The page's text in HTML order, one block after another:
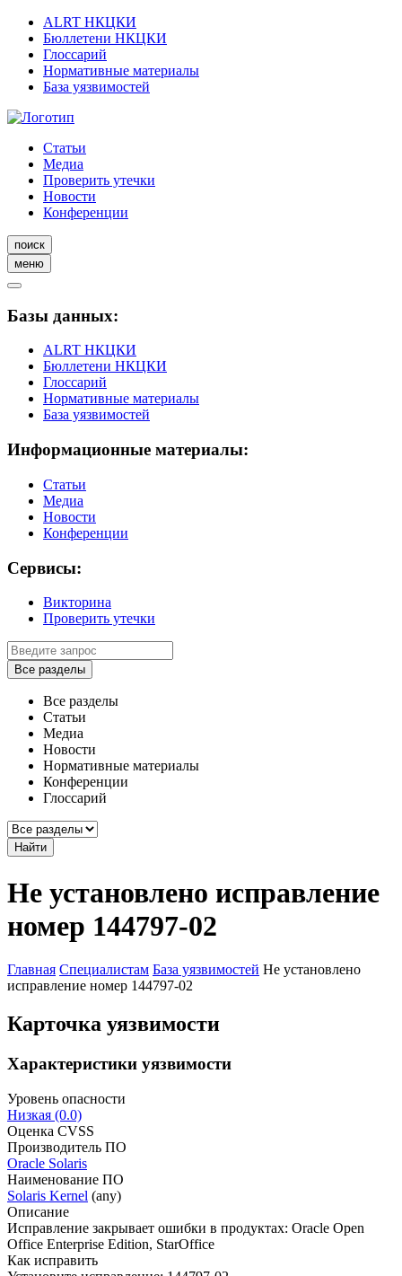
ALRT НКЦКИ
Бюллетени НКЦКИ
Глоссарий
Нормативные материалы
База уязвимостей
Статьи
Медиа
Проверить утечки
Новости
Конференции
поиск
меню
Базы данных:
ALRT НКЦКИ
Бюллетени НКЦКИ
Глоссарий
Нормативные материалы
База уязвимостей
Информационные материалы:
Статьи
Медиа
Новости
Конференции
Сервисы:
Викторина
Проверить утечки
Все разделы
Все разделы
Статьи
Медиа
Новости
Нормативные материалы
Конференции
Глоссарий
Найти
Не установлено исправление
номер 144797-02
Главная Специалистам База уязвимостей Не установлено
исправление номер 144797-02
Карточка уязвимости
Характеристики уязвимости
Уровень опасности
Низкая (0.0)
Оценка CVSS
Производитель ПО
Oracle Solaris
Наименование ПО
Solaris Kernel (any)
Описание
Исправление закрывает ошибки в продуктах: Oracle Open
Office Enterprise Edition, StarOffice
Как исправить